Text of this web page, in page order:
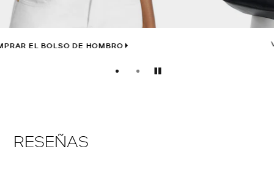
VER AHORA: LA BANDOLERA
Pausar